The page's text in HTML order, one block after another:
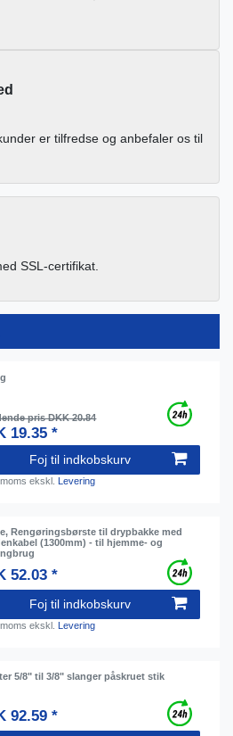
er tilfredse og anbefaler os til
SSL-certifikat.
pris DKK 20.84
19.35 *
Foj til indkobskurv
ekskl. Levering
Rengøringsbørste til drypbakke med
(1300mm) - til hjemme- og
52.03 *
Foj til indkobskurv
ekskl. Levering
5/8" til 3/8" slanger påskruet stik
92.59 *